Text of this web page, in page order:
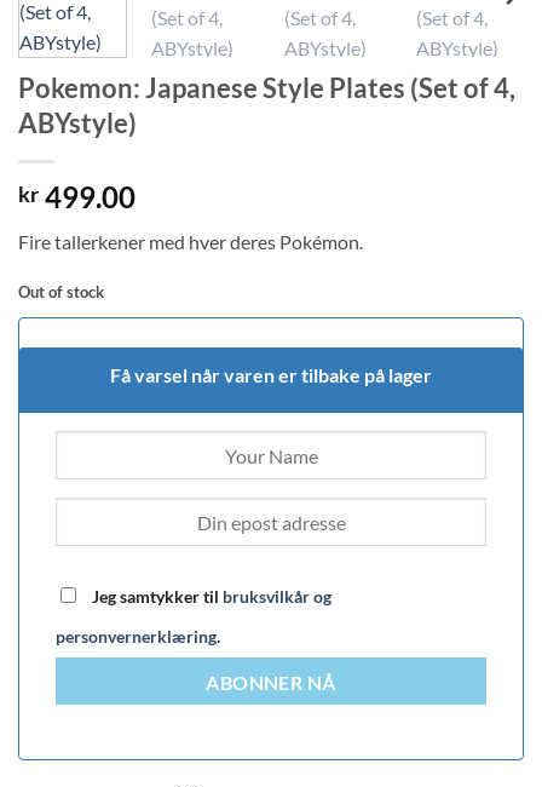
Pokemon: Japanese Style Plates (Set of 4,
ABYstyle)
kr 499.00
Fire tallerkener med hver deres Pokémon.
Out of stock
Få varsel når varen er tilbake på lager
Jeg samtykker til bruksvilkår og
personvernerklæring.
ABONNER NÅ